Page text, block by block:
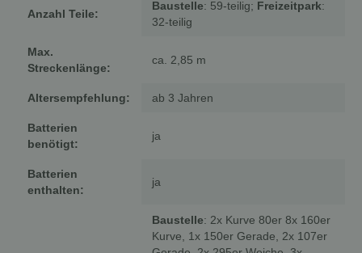
Anzahl Teile:
Baustelle: 59-teilig; Freizeitpark:
32-teilig
Max.
Streckenlänge:
ca. 2,85 m
Altersempfehlung: ab 3 Jahren
Batterien
benötigt:
ja
Batterien
enthalten:
ja
Baustelle: 2x Kurve 80er 8x 160er
Kurve, 1x 150er Gerade, 2x 107er